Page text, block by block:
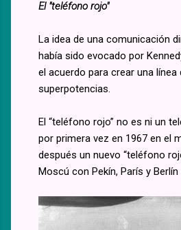
El "teléfono rojo"
La idea de una comunicación
había sido evocado por
el acuerdo para crear una
superpotencias.
El “teléfono rojo” no es ni un
por primera vez en 1967 en el
después un nuevo “teléfono
Moscú con Pekín, París y